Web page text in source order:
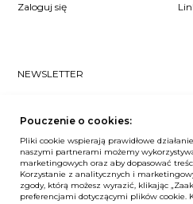
Zaloguj się
NEWSLETTER
się do naszego #nospam newslettera!
ZAPISZ MNIE
Pouczenie o cookies:
Pliki cookie wspierają prawidłowe
naszymi partnerami możemy
marketingowych oraz aby dopasować
Korzystanie z analitycznych i
zgody, którą możesz wyrazić, klikając
preferencjami dotyczącymi plików cookie.